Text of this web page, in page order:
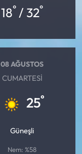
18° / 32°
08 AĞUSTOS
CUMARTESI
25°
Güneşli
Nem: %58